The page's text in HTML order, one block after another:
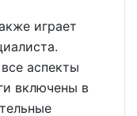
играет
аспекты
включены в